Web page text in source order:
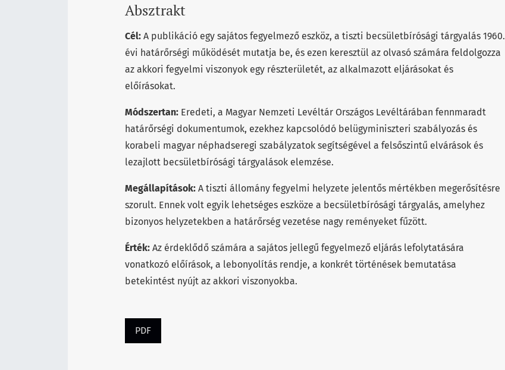
Absztrakt
Cél: A publikáció egy sajátos fegyelmező eszköz, a tiszti becsületbírósági tárgyalás 1960.
évi határőrségi működését mutatja be, és ezen keresztül az olvasó számára feldolgozza
az akkori fegyelmi viszonyok egy részterületét, az alkalmazott eljárásokat és
előírásokat.
Módszertan: Eredeti, a Magyar Nemzeti Levéltár Országos Levéltárában fennmaradt
határőrségi dokumentumok, ezekhez kapcsolódó belügyminiszteri szabályozás és
korabeli magyar néphadseregi szabályzatok segítségével a felsőszintű elvárások és
lezajlott becsületbírósági tárgyalások elemzése.
Megállapítások: A tiszti állomány fegyelmi helyzete jelentős mértékben megerősítésre
szorult. Ennek volt egyik lehetséges eszköze a becsületbírósági tárgyalás, amelyhez
bizonyos helyzetekben a határőrség vezetése nagy reményeket fűzött.
Érték: Az érdeklődő számára a sajátos jellegű fegyelmező eljárás lefolytatására
vonatkozó előírások, a lebonyolítás rendje, a konkrét történések bemutatása
betekintést nyújt az akkori viszonyokba.
PDF